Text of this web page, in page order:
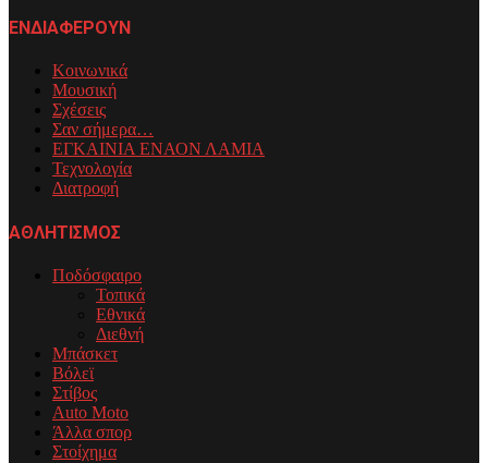
ΕΝΔΙΑΦΕΡΟΥΝ
Κοινωνικά
Μουσική
Σχέσεις
Σαν σήμερα…
ΕΓΚΑΙΝΙΑ ΕΝΑΟΝ ΛΑΜΙΑ
Τεχνολογία
Διατροφή
ΑΘΛΗΤΙΣΜΟΣ
Ποδόσφαιρο
Τοπικά
Εθνικά
Διεθνή
Μπάσκετ
Βόλεϊ
Στίβος
Auto Moto
Άλλα σπορ
Στοίχημα